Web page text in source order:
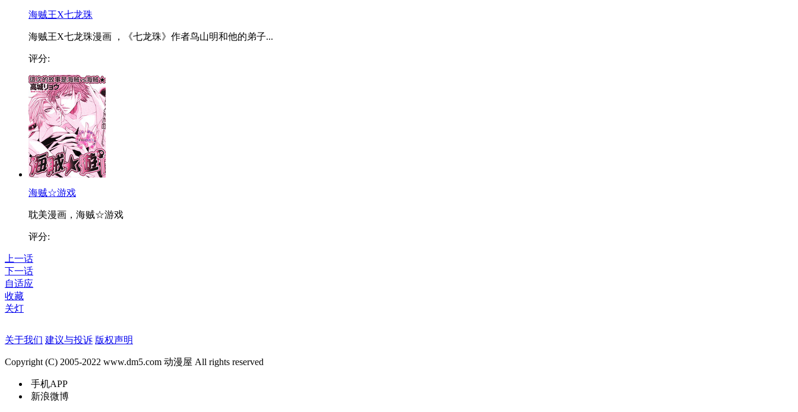
海贼王X七龙珠
海贼王X七龙珠漫画 ，《七龙珠》作者鸟山明和他的弟子...
评分:
海贼☆游戏
耽美漫画，海贼☆游戏
评分:
上一话
下一话
自适应
收藏
关灯
关于我们 建议与投诉 版权声明
Copyright (C) 2005-2022 www.dm5.com 动漫屋 All rights reserved
手机APP
新浪微博